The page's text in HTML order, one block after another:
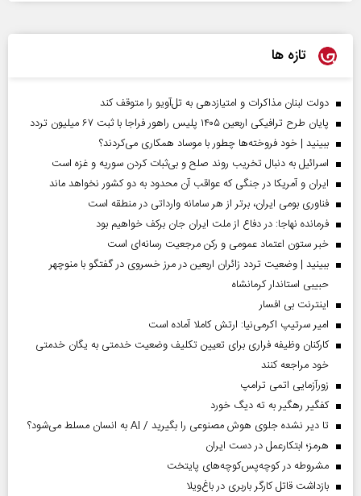
تازه ها
دولت لبنان مذاکرات و امتیازدهی به تل‌آویو را متوقف کند
پایان طرح ترافیکی اربعین ۱۴۰۵ پلیس راهور فراجا با ثبت ۶۷ میلیون تردد
ببینید | خود فروخته‌ها چطور با موساد همکاری می‌کردند؟
اسرائیل به دنبال تخریب روند صلح و بی‌ثبات کردن سوریه و غزه است
ایران و آمریکا در جنگی که عواقب آن محدود به دو کشور نخواهد ماند
فناوری بومی ایران، برتر از هر سامانه وارداتی در منطقه است
فرمانده نهاجا: در دفاع از ملت ایران جان برکف خواهیم بود
خبر ستون اعتماد عمومی و رکن مرجعیت رسانه‌ای است
ببینید | وضعیت تردد زائران اربعین در مرز خسروی در گفتگو با منوچهر
حبیبی استاندار کرمانشاه
اینترنت بی افسار
امیر سرتیپ اکرمی‌نیا: ارتش کاملا آماده است
کارکنان وظیفه فراری برای تعیین تکلیف وضعیت خدمتی به یگان خدمتی
خود مراجعه کنند
زورآزمایی اتمی ترامپ
کفگیر رهگیر به ته دیگ خورد
تا دیر نشده جلوی هوش مصنوعی را بگیرید / AI به انسان مسلط می‌شود؟
هرمز؛ ابتکارعمل در دست ایران
مشروطه در کوچه‌پس‌کوچه‌های پایتخت
بازداشت قاتل کارگر باربری در باغ‌ویلا